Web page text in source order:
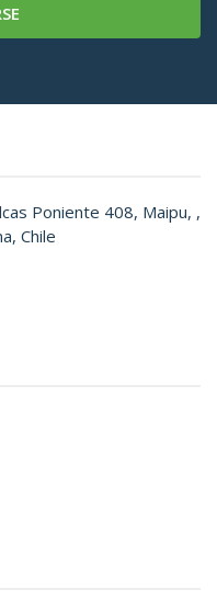
Poniente 408, Maipu, ,
Chile